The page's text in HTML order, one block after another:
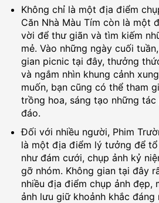
Không chỉ là một địa điểm
Căn Nhà Màu Tím còn là một
vời để thư giãn và tìm kiếm
mẻ. Vào những ngày cuối
gian picnic tại đây, thưởng
và ngắm nhìn khung cảnh
muốn, bạn cũng có thể tham
trồng hoa, sáng tạo những
đáo.
Đối với nhiều người, Phim
là một địa điểm lý tưởng để
như đám cưới, chụp ảnh kỷ
gỡ nhóm. Không gian tại đây
nhiều địa điểm chụp ảnh đẹp,
ảnh lưu giữ khoảnh khắc đáng